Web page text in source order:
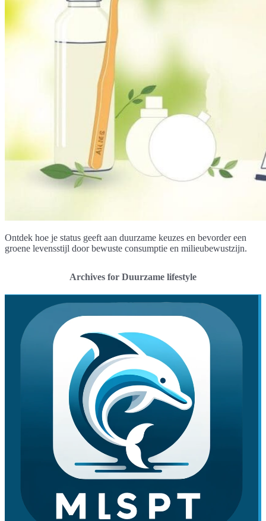
Ontdek hoe je status geeft aan duurzame keuzes en bevorder een
groene levensstijl door bewuste consumptie en milieubewustzijn.
Archives for Duurzame lifestyle